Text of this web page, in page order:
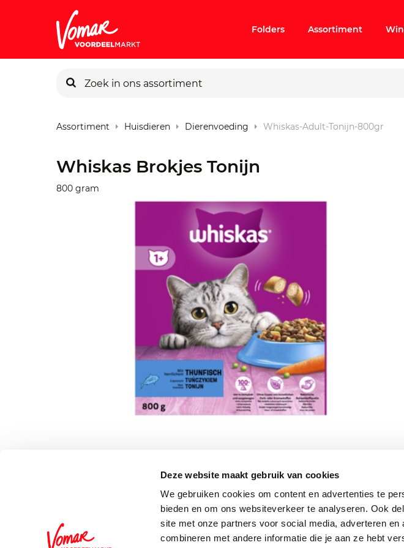
Deze website maakt gebruik van cookies
We gebruiken cookies om content en advertenties te
bieden en om ons websiteverkeer te analyseren. Ook
site met onze partners voor social media, adverteren
combineren met andere informatie die je aan ze hebt
Pincode vergeten
Folders Assortiment
Assortiment Huisdieren Dierenvoeding Whiskas-Adult-Tonijn-800gr
Whiskas Brokjes Tonijn
800 gram
Schrijf je in voor de Vomar nieuwsbrief